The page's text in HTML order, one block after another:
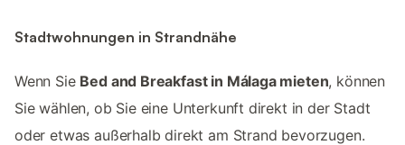
Stadtwohnungen in Strandnähe
Wenn Sie Bed and Breakfast in Málaga mieten, können
Sie wählen, ob Sie eine Unterkunft direkt in der Stadt
oder etwas außerhalb direkt am Strand bevorzugen.